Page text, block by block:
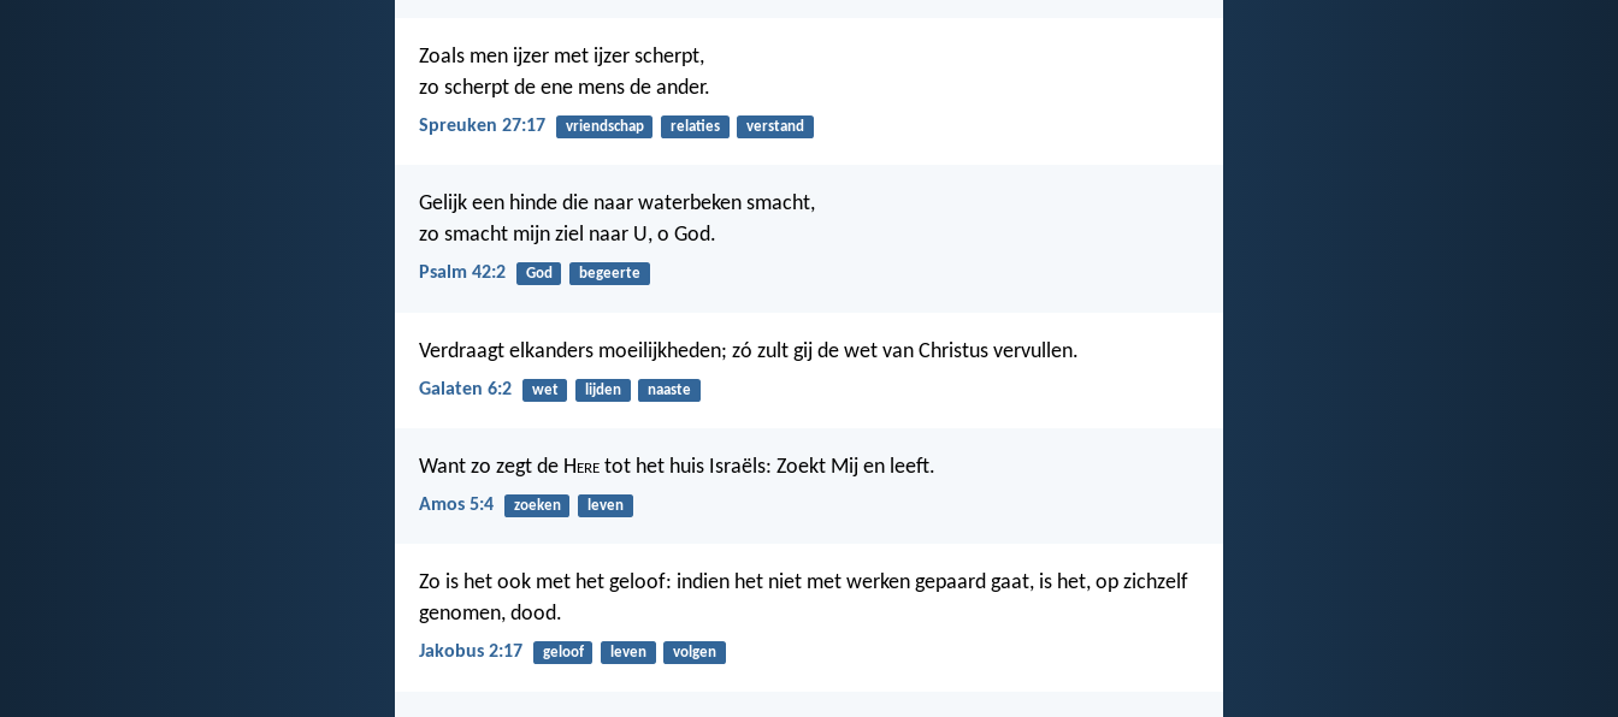
Zoals men ijzer met ijzer scherpt,
zo scherpt de ene mens de ander.
Spreuken 27:17 vriendschap relaties verstand
Gelijk een hinde die naar waterbeken smacht,
zo smacht mijn ziel naar U, o God.
Psalm 42:2 God begeerte
Verdraagt elkanders moeilijkheden; zó zult gij de wet van Christus vervullen.
Galaten 6:2 wet lijden naaste
Want zo zegt de Here tot het huis Israëls: Zoekt Mij en leeft.
Amos 5:4 zoeken leven
Zo is het ook met het geloof: indien het niet met werken gepaard gaat, is het, op zichzelf
genomen, dood.
Jakobus 2:17 geloof leven volgen